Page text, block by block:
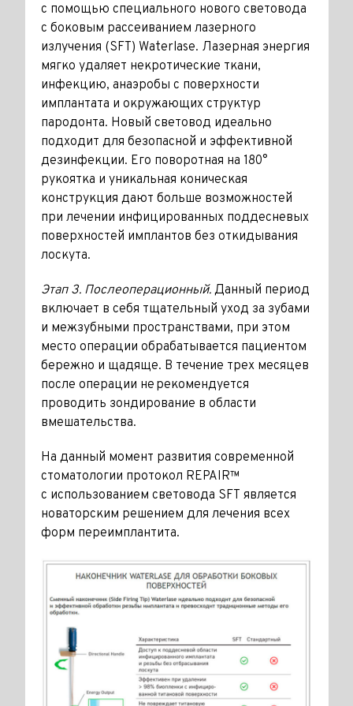
с помощью специального нового световода
с боковым рассеиванием лазерного
излучения (SFT) Waterlase. Лазерная энергия
мягко удаляет некротические ткани,
инфекцию, анаэробы с поверхности
имплантата и окружающих структур
пародонта. Новый световод идеально
подходит для безопасной и эффективной
дезинфекции. Его поворотная на 180°
рукоятка и уникальная коническая
конструкция дают больше возможностей
при лечении инфицированных поддесневых
поверхностей имплантов без откидывания
лоскута.
Этап 3. Послеоперационный.Данный период
включает в себя тщательный уход за зубами
и межзубными пространствами, при этом
место операции обрабатывается пациентом
бережно и щадяще. В течение трех месяцев
после операции не рекомендуется
проводить зондирование в области
вмешательства.
На данный момент развития современной
стоматологии протокол REPAIR™
с использованием световода SFT является
новаторским решением для лечения всех
форм переимплантита.